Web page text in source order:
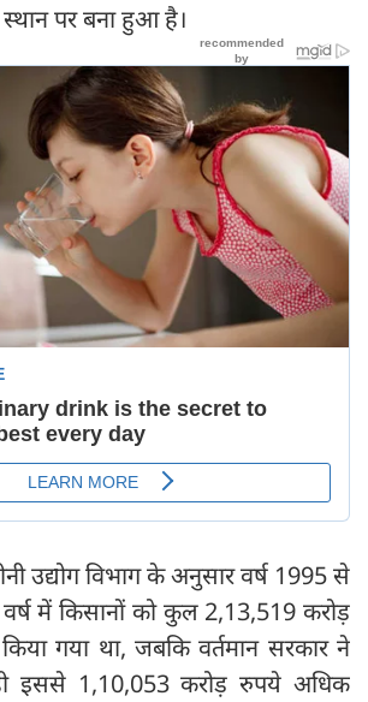
स्थान पर बना हुआ है।
उद्योग विभाग के अनुसार वर्ष 1995 से
में किसानों को कुल 2,13,519 करोड़
गया था, जबकि वर्तमान सरकार ने
इससे 1,10,053 करोड़ रुपये अधिक